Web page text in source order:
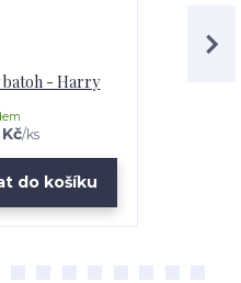
batoh - Harry
/ks
do košíku